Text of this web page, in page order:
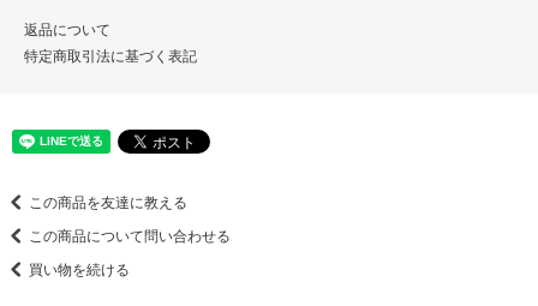
返品について
特定商取引法に基づく表記
この商品を友達に教える
この商品について問い合わせる
買い物を続ける